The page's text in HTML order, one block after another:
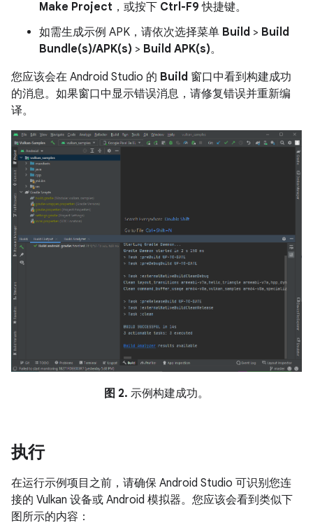
Make Project ，或按下 Ctrl-F9 快捷键。
如需生成示例 APK，请依次选择菜单 Build > Build
Bundle(s)/APK(s) > Build APK(s)。
您应该会在 Android Studio 的 Build 窗口中看到构建成功
的消息。如果窗口中显示错误消息，请修复错误并重新编
译。
图 2. 示例构建成功。
执行
在运行示例项目之前，请确保 Android Studio 可识别您连
接的 Vulkan 设备或 Android 模拟器。您应该会看到类似下
图所示的内容：